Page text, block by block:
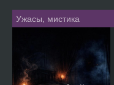
Ужасы, мистика